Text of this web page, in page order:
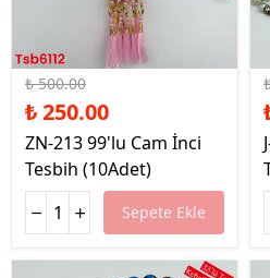
%50 İndirim
₺ 500.00
₺ 250.00
ZN-213 99'lu Cam İnci
Tesbih (10Adet)
Sepete Ekle